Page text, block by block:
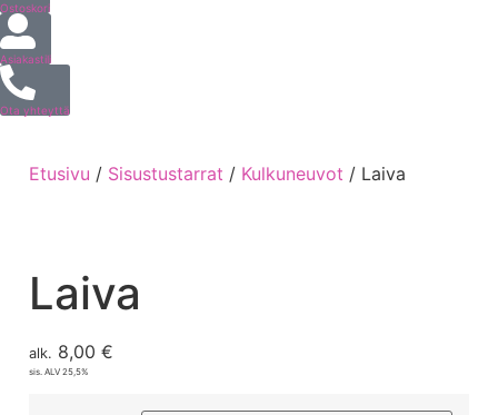
Ostoskori
Asiakastili
Ota yhteyttä
Etusivu / Sisustustarrat / Kulkuneuvot / Laiva
Laiva
alk. 8,00 €
sis. ALV 25,5%